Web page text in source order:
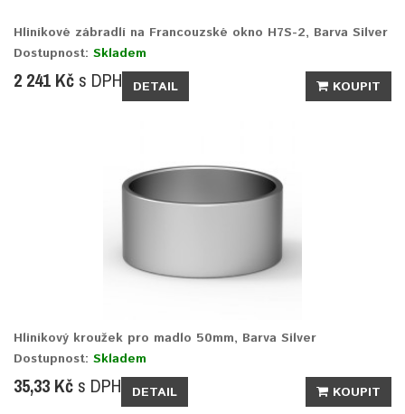
Hliníkové zábradlí na Francouzské okno H7S-2, Barva Silver
Dostupnost: Skladem
2 241 Kč s DPH DETAIL KOUPIT
Hliníkový kroužek pro madlo 50mm, Barva Silver
Dostupnost: Skladem
35,33 Kč s DPH DETAIL KOUPIT